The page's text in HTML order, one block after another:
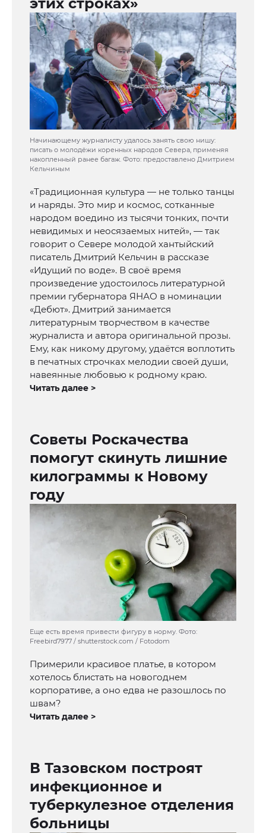
Начинающему журналисту удалось занять свою нишу:
писать о молодёжи коренных народов Севера, применяя
накопленный ранее багаж. Фото: предоставлено Дмитрием
Кельчиным
«Традиционная культура — не только танцы
и наряды. Это мир и космос, сотканные
народом воедино из тысячи тонких, почти
невидимых и неосязаемых нитей», — так
говорит о Севере молодой хантыйский
писатель Дмитрий Кельчин в рассказе
«Идущий по воде». В своё время
произведение удостоилось литературной
премии губернатора ЯНАО в номинации
«Дебют». Дмитрий занимается
литературным творчеством в качестве
журналиста и автора оригинальной прозы.
Ему, как никому другому, удаётся воплотить
в печатных строчках мелодии своей души,
навеянные любовью к родному краю.
Читать далее >
Советы Роскачества
помогут скинуть лишние
килограммы к Новому
году
Еще есть время привести фигуру в норму. Фото:
Freebird7977 / shutterstock.com / Fotodom
Примерили красивое платье, в котором
хотелось блистать на новогоднем
корпоративе, а оно едва не разошлось по
швам?
Читать далее >
В Тазовском построят
инфекционное и
туберкулезное отделения
больницы